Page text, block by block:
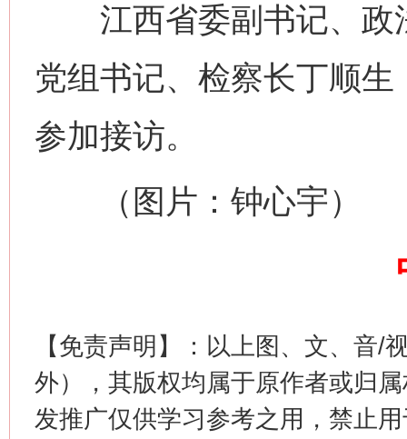
江西省委副书记、政
党组书记、检察长丁顺
参加接访。
（图片：钟心宇）
【免责声明】：以上图、文、音/
外），其版权均属于原作者或归
发推广仅供学习参考之用，禁止
这是一记警钟！
在谋一域中谋全局
今